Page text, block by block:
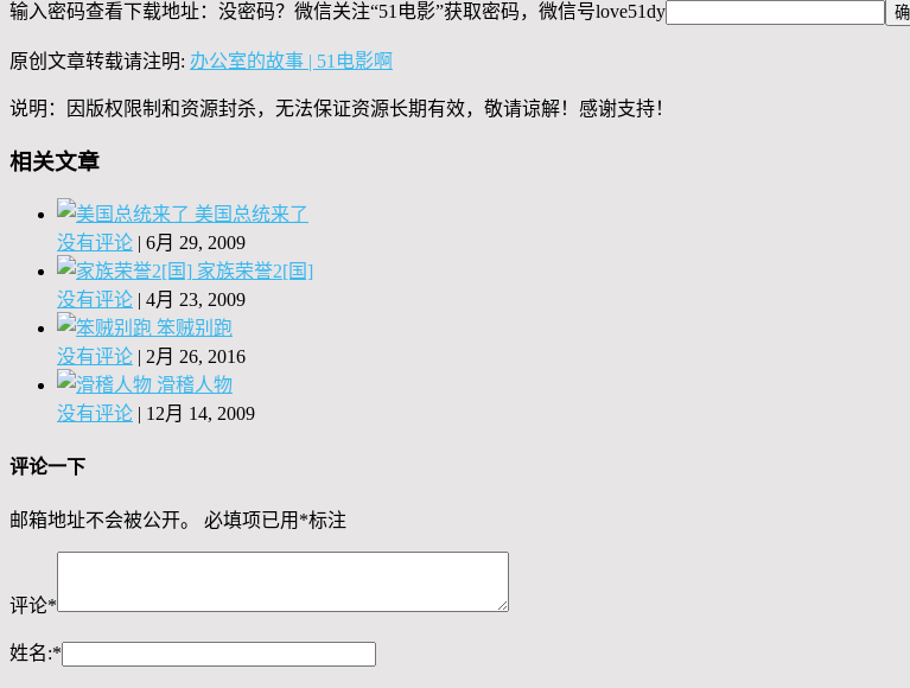
输入密码查看下载地址：没密码？微信关注“51电影”获取密码，微信号love51dy
原创文章转载请注明: 办公室的故事 | 51电影啊
说明：因版权限制和资源封杀，无法保证资源长期有效，敬请谅解！感谢支持！
相关文章
美国总统来了
没有评论 | 6月 29, 2009
家族荣誉2[国]
没有评论 | 4月 23, 2009
笨贼别跑
没有评论 | 2月 26, 2016
滑稽人物
没有评论 | 12月 14, 2009
评论一下
邮箱地址不会被公开。 必填项已用 *标注
评论*
姓名:*